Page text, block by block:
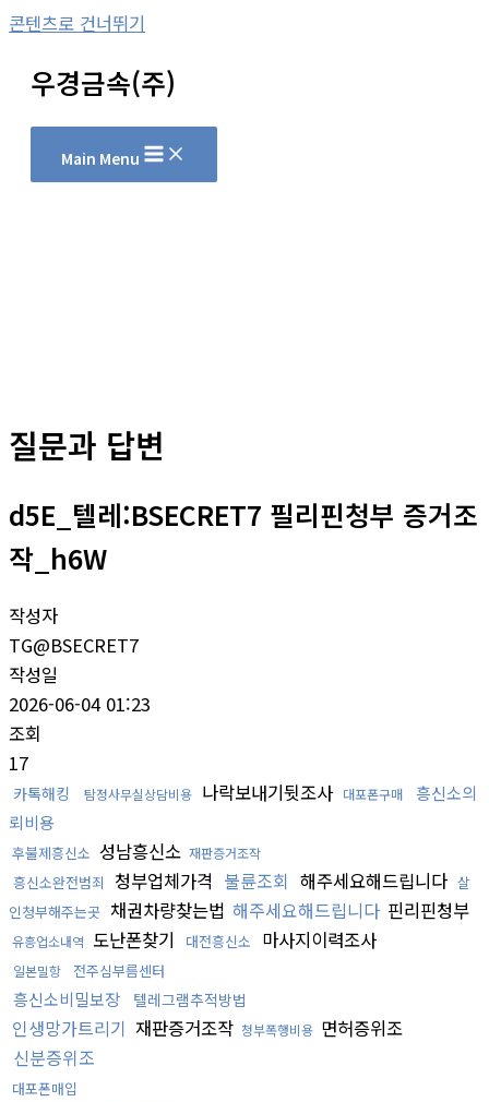
콘텐츠로 건너뛰기
우경금속(주)
Main Menu
질문과 답변
d5E_텔레:BSECRET7 필리핀청부 증거조
작_h6W
작성자
TG@BSECRET7
작성일
2026-06-04 01:23
조회
17
카톡해킹 탐정사무실상담비용 나락보내기뒷조사 대포폰구매
흥신소의
뢰비용
후불제흥신소 성남흥신소 재판증거조작
흥신소완전범죄 청부업체가격 불륜조회 해주세요해드립니다 살
인청부해주는곳 채권차량찾는법 해주세요해드립니다 핀리핀청부
유흥업소내역 도난폰찾기 대전흥신소 마사지이력조사
일본밀항 전주심부름센터
흥신소비밀보장 텔레그램추적방법
인생망가트리기 재판증거조작 청부폭행비용 면허증위조
신분증위조
대포폰매입